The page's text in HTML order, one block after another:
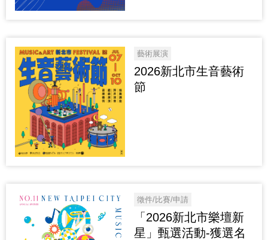
藝術展演
2026新北市生音藝術
節
徵件/比賽/申請
「2026新北市樂壇新
星」甄選活動-獲選名